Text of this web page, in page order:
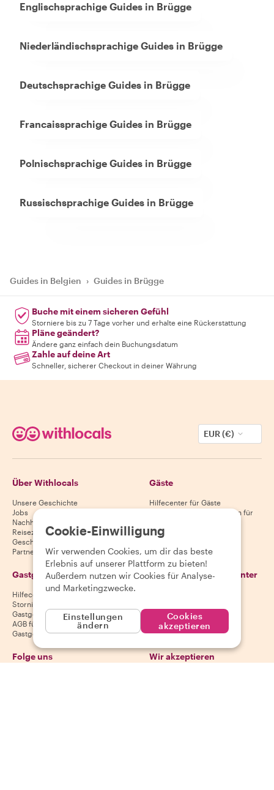
Englischsprachige Guides in Brügge
Niederländischsprachige Guides in Brügge
Deutschsprachige Guides in Brügge
Francaissprachige Guides in Brügge
Polnischsprachige Guides in Brügge
Russischsprachige Guides in Brügge
Guides in Belgien › Guides in Brügge
Buche mit einem sicheren Gefühl
Storniere bis zu 7 Tage vorher und erhalte eine Rückerstattung
Pläne geändert?
Ändere ganz einfach dein Buchungsdatum
Zahle auf deine Art
Schneller, sicherer Checkout in deiner Währung
EUR (€)
Über Withlocals
Unsere Geschichte
Jobs
Nachhaltigkeit
Reiseziele
Geschenkgutscheine
Partnerschaften
Gäste
Hilfecenter für Gäste
Stornierungsbedingungen für
AGB für Gäste
Gastgeber
Hilfecenter für Gastgeber
Stornierungsbedingungen für
Gastgeber
AGB für Gastgeber
Gastgeber werden
Lade unsere App herunter
Folge uns Wir akzeptieren
Cookie-Einwilligung
Wir verwenden Cookies, um dir das beste
Erlebnis auf unserer Plattform zu bieten!
Außerdem nutzen wir Cookies für Analyse-
und Marketingzwecke.
Einstellungen
ändern
Cookies
akzeptieren